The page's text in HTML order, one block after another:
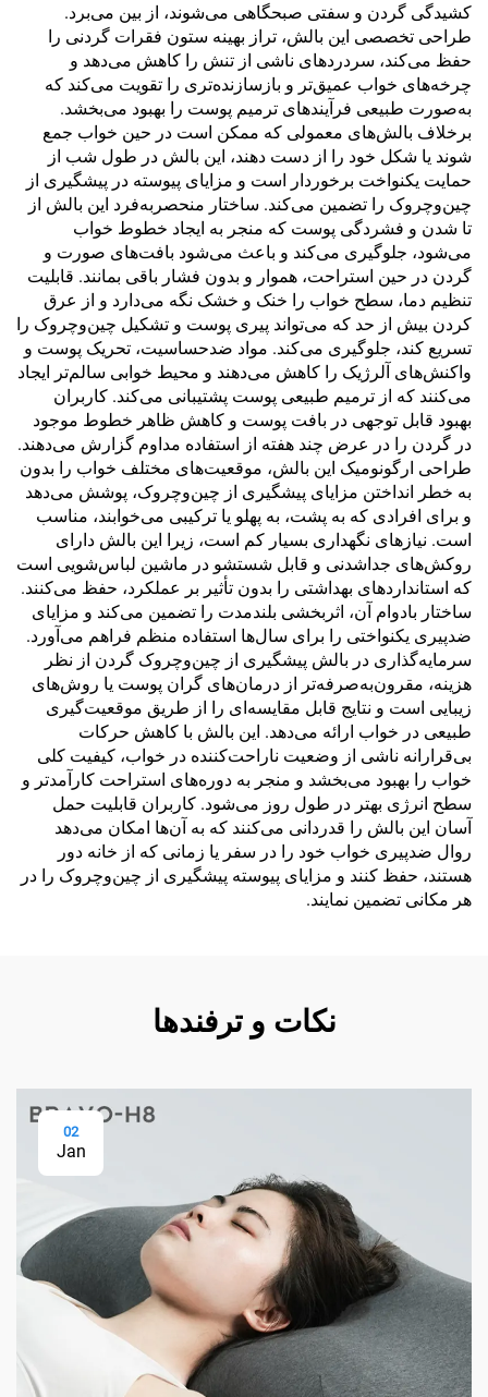
کشیدگی گردن و سفتی صبحگاهی می‌شوند، از بین می‌برد.
طراحی تخصصی این بالش، تراز بهینه ستون فقرات گردنی را
حفظ می‌کند، سردردهای ناشی از تنش را کاهش می‌دهد و
چرخه‌های خواب عمیق‌تر و بازسازنده‌تری را تقویت می‌کند که
به‌صورت طبیعی فرآیندهای ترمیم پوست را بهبود می‌بخشد.
برخلاف بالش‌های معمولی که ممکن است در حین خواب جمع
شوند یا شکل خود را از دست دهند، این بالش در طول شب از
حمایت یکنواخت برخوردار است و مزایای پیوسته در پیشگیری از
چین‌وچروک را تضمین می‌کند. ساختار منحصربه‌فرد این بالش از
تا شدن و فشردگی پوست که منجر به ایجاد خطوط خواب
می‌شود، جلوگیری می‌کند و باعث می‌شود بافت‌های صورت و
گردن در حین استراحت، هموار و بدون فشار باقی بمانند. قابلیت
تنظیم دما، سطح خواب را خنک و خشک نگه می‌دارد و از عرق
کردن بیش از حد که می‌تواند پیری پوست و تشکیل چین‌وچروک را
تسریع کند، جلوگیری می‌کند. مواد ضدحساسیت، تحریک پوست و
واکنش‌های آلرژیک را کاهش می‌دهند و محیط خوابی سالم‌تر ایجاد
می‌کنند که از ترمیم طبیعی پوست پشتیبانی می‌کند. کاربران
بهبود قابل توجهی در بافت پوست و کاهش ظاهر خطوط موجود
در گردن را در عرض چند هفته از استفاده مداوم گزارش می‌دهند.
طراحی ارگونومیک این بالش، موقعیت‌های مختلف خواب را بدون
به خطر انداختن مزایای پیشگیری از چین‌وچروک، پوشش می‌دهد
و برای افرادی که به پشت، به پهلو یا ترکیبی می‌خوابند، مناسب
است. نیازهای نگهداری بسیار کم است، زیرا این بالش دارای
روکش‌های جداشدنی و قابل شستشو در ماشین لباس‌شویی است
که استانداردهای بهداشتی را بدون تأثیر بر عملکرد، حفظ می‌کنند.
ساختار بادوام آن، اثربخشی بلندمدت را تضمین می‌کند و مزایای
ضدپیری یکنواختی را برای سال‌ها استفاده منظم فراهم می‌آورد.
سرمایه‌گذاری در بالش پیشگیری از چین‌وچروک گردن از نظر
هزینه، مقرون‌به‌صرفه‌تر از درمان‌های گران پوست یا روش‌های
زیبایی است و نتایج قابل مقایسه‌ای را از طریق موقعیت‌گیری
طبیعی در خواب ارائه می‌دهد. این بالش با کاهش حرکات
بی‌قرارانه ناشی از وضعیت ناراحت‌کننده در خواب، کیفیت کلی
خواب را بهبود می‌بخشد و منجر به دوره‌های استراحت کارآمدتر و
سطح انرژی بهتر در طول روز می‌شود. کاربران قابلیت حمل
آسان این بالش را قدردانی می‌کنند که به آن‌ها امکان می‌دهد
روال ضدپیری خواب خود را در سفر یا زمانی که از خانه دور
هستند، حفظ کنند و مزایای پیوسته پیشگیری از چین‌وچروک را در
هر مکانی تضمین نمایند.
نکات و ترفندها
02
Jan